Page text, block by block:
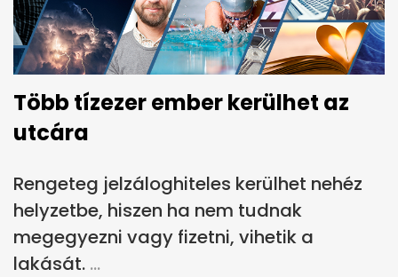
Több tízezer ember kerülhet az
utcára
Rengeteg jelzáloghiteles kerülhet nehéz
helyzetbe, hiszen ha nem tudnak
megegyezni vagy fizetni, vihetik a
lakását.